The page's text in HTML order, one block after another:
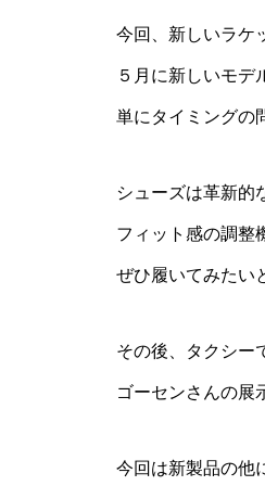
今回、新しいラケ
５月に新しいモデ
単にタイミングの
シューズは革新的
フィット感の調整
ぜひ履いてみたい
その後、タクシー
ゴーセンさんの展
今回は新製品の他